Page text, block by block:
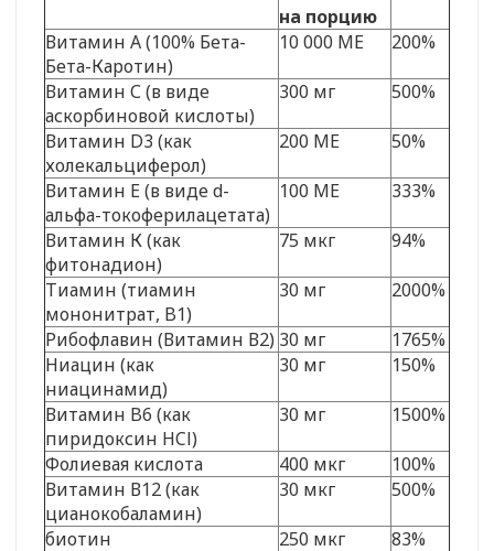
на порцию
Витамин А (100% Бета-
Бета-Каротин)
10 000 МЕ 200%
Витамин С (в виде
аскорбиновой кислоты)
300 мг 500%
Витамин D3 (как
холекальциферол)
200 МЕ 50%
Витамин Е (в виде d-
альфа-токоферилацетата)
100 МЕ 333%
Витамин К (как
фитонадион)
75 мкг 94%
Тиамин (тиамин
мононитрат, B1)
30 мг 2000%
Рибофлавин (Витамин В2) 30 мг
1765%
Ниацин (как
ниацинамид)
30 мг 150%
Витамин B6 (как
пиридоксин HCl)
30 мг 1500%
Фолиевая кислота 400 мкг
100%
Витамин В12 (как
цианокобаламин)
30 мкг 500%
биотин 250 мкг
83%